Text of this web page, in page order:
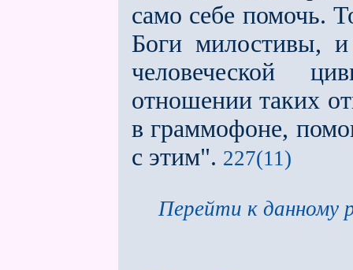
само себе помочь.
Боги милостивы,
человеческой
отношении таких
в граммофоне,
с этим". 227(11)
Перейти к данному